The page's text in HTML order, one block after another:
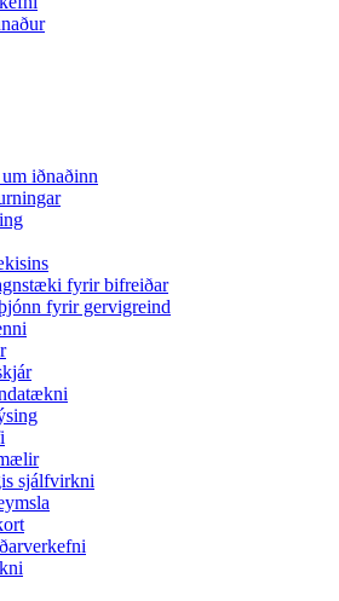
iðnaðinn
fyrir bifreiðar
fyrir gervigreind
sjálfvirkni